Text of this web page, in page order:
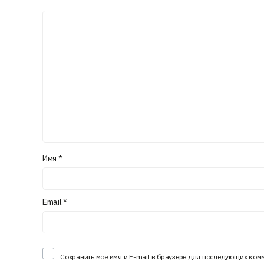
Имя *
Email*
Сохранить моё имя и E-mail в браузере для последующих